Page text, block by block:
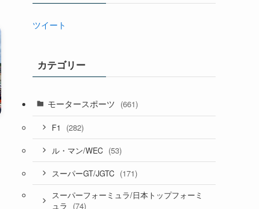
ツイート
カテゴリー
モータースポーツ (661)
F1 (282)
ル・マン/WEC (53)
スーパーGT/JGTC (171)
スーパーフォーミュラ/日本トップフォーミ
ュラ
(74)